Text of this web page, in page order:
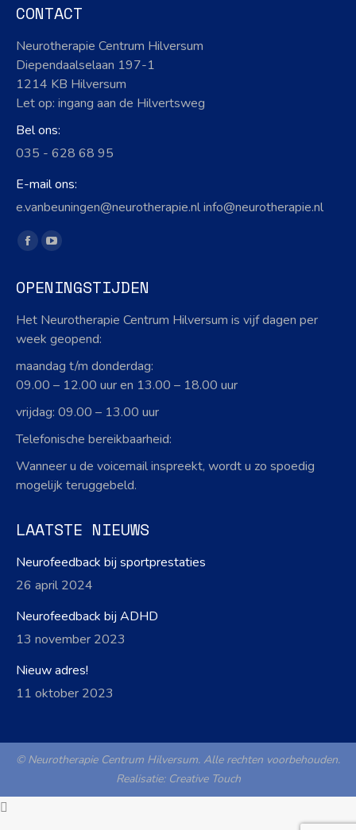
CONTACT
Neurotherapie Centrum Hilversum
Diependaalselaan 197-1
1214 KB Hilversum
Let op: ingang aan de Hilvertsweg
Bel ons:
035 - 628 68 95
E-mail ons:
e.vanbeuningen@neurotherapie.nl info@neurotherapie.nl
Vind ons op:
Facebook
opens
in
new
YouTube
opens
new
OPENINGSTIJDEN
Het Neurotherapie Centrum Hilversum is vijf dagen per
week geopend:
maandag t/m donderdag:
09.00 – 12.00 uur en 13.00 – 18.00 uur
vrijdag: 09.00 – 13.00 uur
Telefonische bereikbaarheid:
Wanneer u de voicemail inspreekt, wordt u zo spoedig
mogelijk teruggebeld.
LAATSTE NIEUWS
Neurofeedback bij sportprestaties
26 april 2024
Neurofeedback bij ADHD
13 november 2023
Nieuw adres!
11 oktober 2023
© Neurotherapie Centrum Hilversum. Alle rechten voorbehouden.
Realisatie: Creative Touch